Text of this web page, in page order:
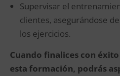
Supervisar el
clientes, asegurándose
los ejercicios.
Cuando finalices con
esta formación, podrás